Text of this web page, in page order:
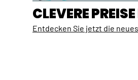
CLEVERE
Entdecken Sie jetzt die